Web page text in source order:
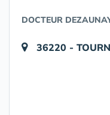
DOCTEUR
36220 -